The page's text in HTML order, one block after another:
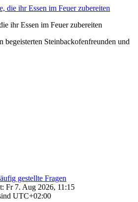
ihr Essen im Feuer zubereiten
Steinbackofenfreunden und
gestellte Fragen
Fr 7. Aug 2026, 11:15
UTC+02:00